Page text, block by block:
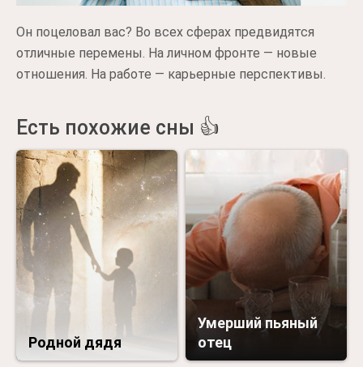
Он поцеловал вас? Во всех сферах предвидятся
отличные перемены. На личном фронте — новые
отношения. На работе — карьерные перспективы.
Есть похожие сны 👍
Родной дядя
Умерший пьяный
отец